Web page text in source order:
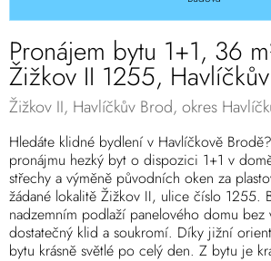
Pronájem bytu 1+1, 36
Žižkov II 1255,
Žižkov II, Havlíčkův Brod, okres
Hledáte klidné bydlení v Havlíčkově
pronájmu hezký byt o dispozici 1+1 v
střechy a výměně původních oken za
žádané lokalitě Žižkov II, ulice číslo 1255.
nadzemním podlaží panelového domu
dostatečný klid a soukromí. Díky jižní
bytu krásně světlé po celý den. Z bytu je